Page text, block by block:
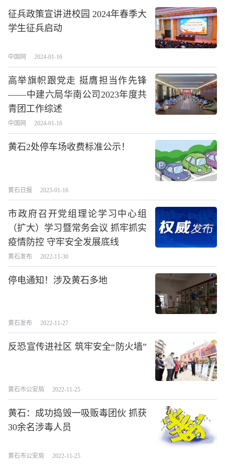
征兵政策宣讲进校园 2024年春季大
学生征兵启动
中国网 2024-01-16
高举旗帜跟党走 挺膺担当作先锋
——中建六局华南公司2023年度共
青团工作综述
中国网 2024-01-16
黄石2处停车场收费标准公示！
黄石日报 2023-01-16
市政府召开党组理论学习中心组
（扩大）学习暨常务会议 抓牢抓实
疫情防控 守牢安全发展底线
黄石发布 2022-11-30
停电通知！涉及黄石多地
黄石发布 2022-11-27
反恐宣传进社区 筑牢安全“防火墙”
黄石市公安局 2022-11-25
黄石：成功捣毁一吸贩毒团伙 抓获
30余名涉毒人员
黄石市公安局 2022-11-25